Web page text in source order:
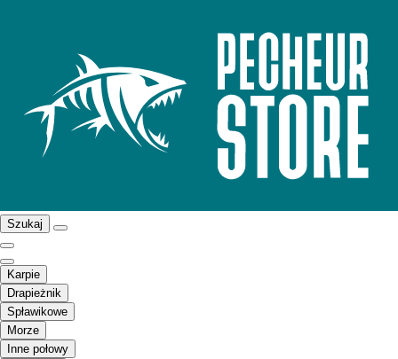
Szukaj
Karpie
Drapieżnik
Spławikowe
Morze
Inne połowy